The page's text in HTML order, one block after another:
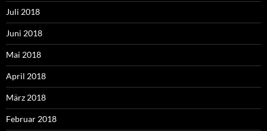
Juli 2018
Juni 2018
Mai 2018
April 2018
März 2018
Februar 2018